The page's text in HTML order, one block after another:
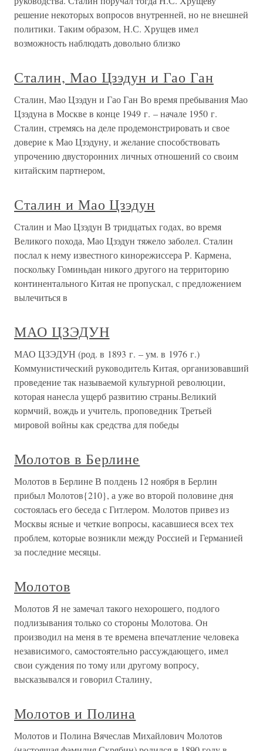
решение некоторых вопросов внутренней, но не внешней
политики. Таким образом, Н.С. Хрущев имел
возможность наблюдать довольно близко
Сталин, Мао Цзэдун и Гао Ган
Сталин, Мао Цзэдун и Гао Ган Во время пребывания Мао
Цзэдуна в Москве в конце 1949 г. – начале 1950 г.
Сталин, стремясь на деле продемонстрировать и свое
доверие к Мао Цзэдуну, и желание способствовать
упрочению двусторонних личных отношений со своим
китайским партнером,
Сталин и Мао Цзэдун
Сталин и Мао Цзэдун В тридцатых годах, во время
Великого похода, Мао Цзэдун тяжело заболел. Сталин
послал к нему известного кинорежиссера Р. Кармена,
поскольку Гоминьдан никого другого на территорию
континентального Китая не пропускал, с предложением
вылечиться в
МАО ЦЗЭДУН
МАО ЦЗЭДУН (род. в 1893 г. – ум. в 1976 г.)
Коммунистический руководитель Китая, организовавший
проведение так называемой культурной революции,
которая нанесла ущерб развитию страны.Великий
кормчий, вождь и учитель, проповедник Третьей
мировой войны как средства для победы
Молотов в Берлине
Молотов в Берлине В полдень 12 ноября в Берлин
прибыл Молотов{210}, а уже во второй половине дня
состоялась его беседа с Гитлером. Молотов привез из
Москвы ясные и четкие вопросы, касавшиеся всех тех
проблем, которые возникли между Россией и Германией
за последние месяцы.
Молотов
Молотов Я не замечал такого нехорошего, подлого
подлизывания только со стороны Молотова. Он
производил на меня в те времена впечатление человека
независимого, самостоятельно рассуждающего, имел
свои суждения по тому или другому вопросу,
высказывался и говорил Сталину,
Молотов и Полина
Молотов и Полина Вячеслав Михайлович Молотов